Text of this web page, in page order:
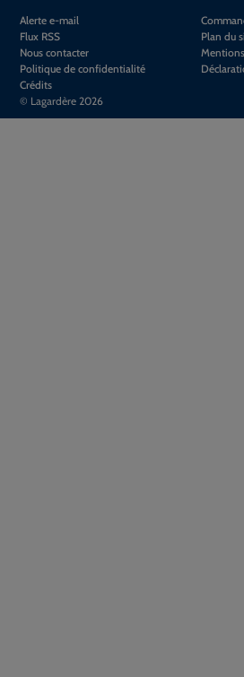
Alerte e-mail
Flux RSS
Plan du
Nous contacter
Politique de confidentialité
Crédits
© Lagardère 2026